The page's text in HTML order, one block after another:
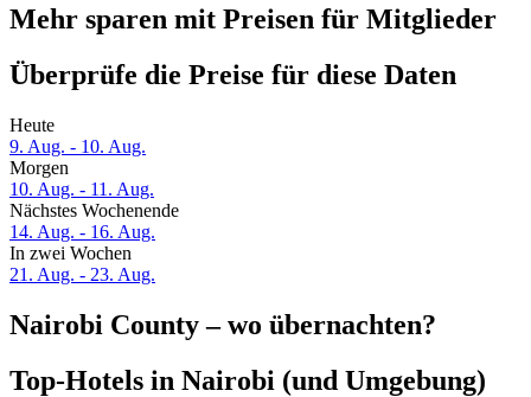
Mehr sparen mit Preisen für Mitglieder
Überprüfe die Preise für diese Daten
Heute
9. Aug. - 10. Aug.
Morgen
10. Aug. - 11. Aug.
Nächstes Wochenende
14. Aug. - 16. Aug.
In zwei Wochen
21. Aug. - 23. Aug.
Nairobi County – wo übernachten?
Top-Hotels in Nairobi (und Umgebung)